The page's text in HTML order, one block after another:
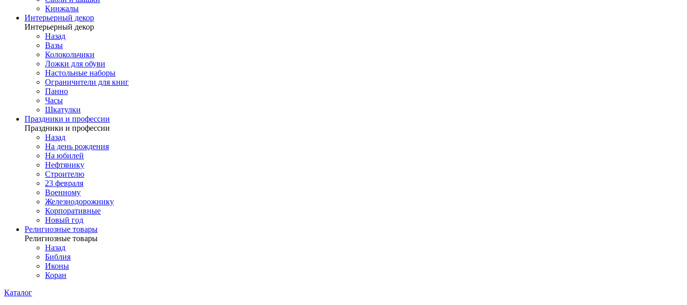
Кинжалы
Интерьерный декор
Интерьерный декор
Назад
Вазы
Колокольчики
Ложки для обуви
Настольные наборы
Ограничители для книг
Панно
Часы
Шкатулки
Праздники и профессии
Праздники и профессии
Назад
На день рождения
На юбилей
Нефтянику
Строителю
23 февраля
Военному
Железнодорожнику
Корпоративные
Новый год
Религиозные товары
Религиозные товары
Назад
Библия
Иконы
Коран
Каталог